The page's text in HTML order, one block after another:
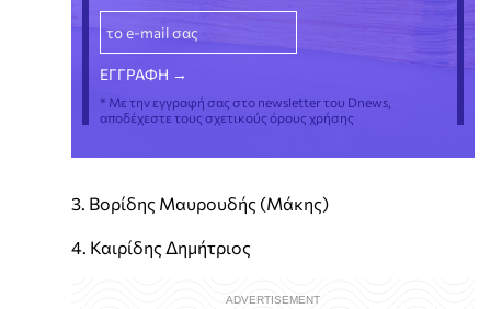
* Με την εγγραφή σας στο newsletter του Dnews,
αποδέχεστε τους σχετικούς όρους χρήσης
3. Βορίδης Μαυρουδής (Μάκης)
4. Καιρίδης Δημήτριος